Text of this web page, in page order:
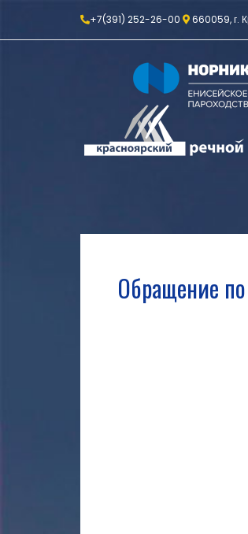
+7(391) 252-26-00 660059, г.
Обращение